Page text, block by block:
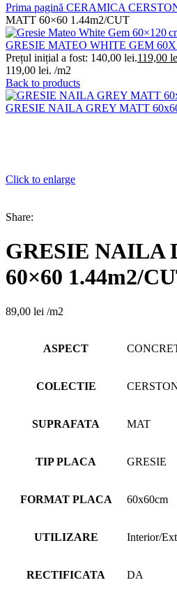
Prima pagină CERAMICA
MATT 60×60 1.44m2/CUT
GRESIE MATEO WHITE GEM
Prețul inițial a fost: 140,00 lei.119,00
119,00 lei. /m2
Back to products
GRESIE NAILA GREY MATT
Click to enlarge
Share:
GRESIE NAILA
60×60 1.44m2/
89,00 lei /m2
ASPECT
COLECTIE
SUPRAFATA MAT
TIP PLACA GRESIE
FORMAT PLACA 60x60cm
UTILIZARE Interior/
RECTIFICATA DA